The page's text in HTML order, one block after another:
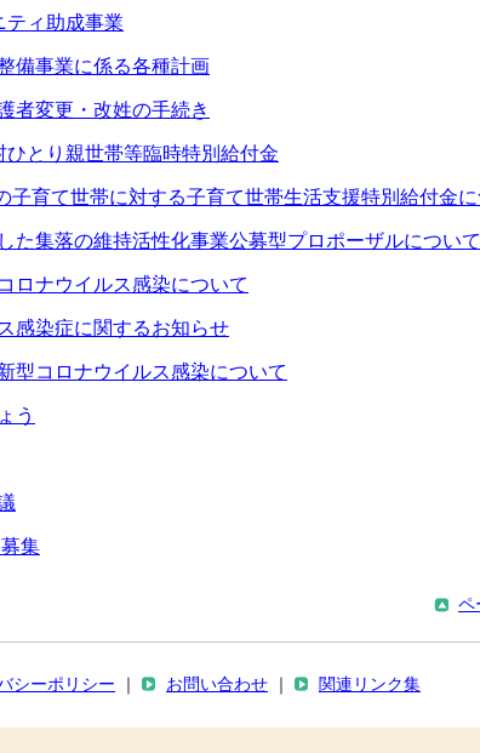
ティ助成事業
備事業に係る各種計画
者変更・改姓の手続き
とり親世帯等臨時特別給付金
子育て世帯に対する子育て世帯生活支援特別給付金に
た集落の維持活性化事業公募型プロポーザルについて
ロナウイルス感染について
感染症に関するお知らせ
型コロナウイルス感染について
う
集
ペ
シーポリシー お問い合わせ 関連リンク集